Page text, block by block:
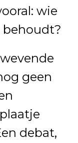
wie
geen
debat,